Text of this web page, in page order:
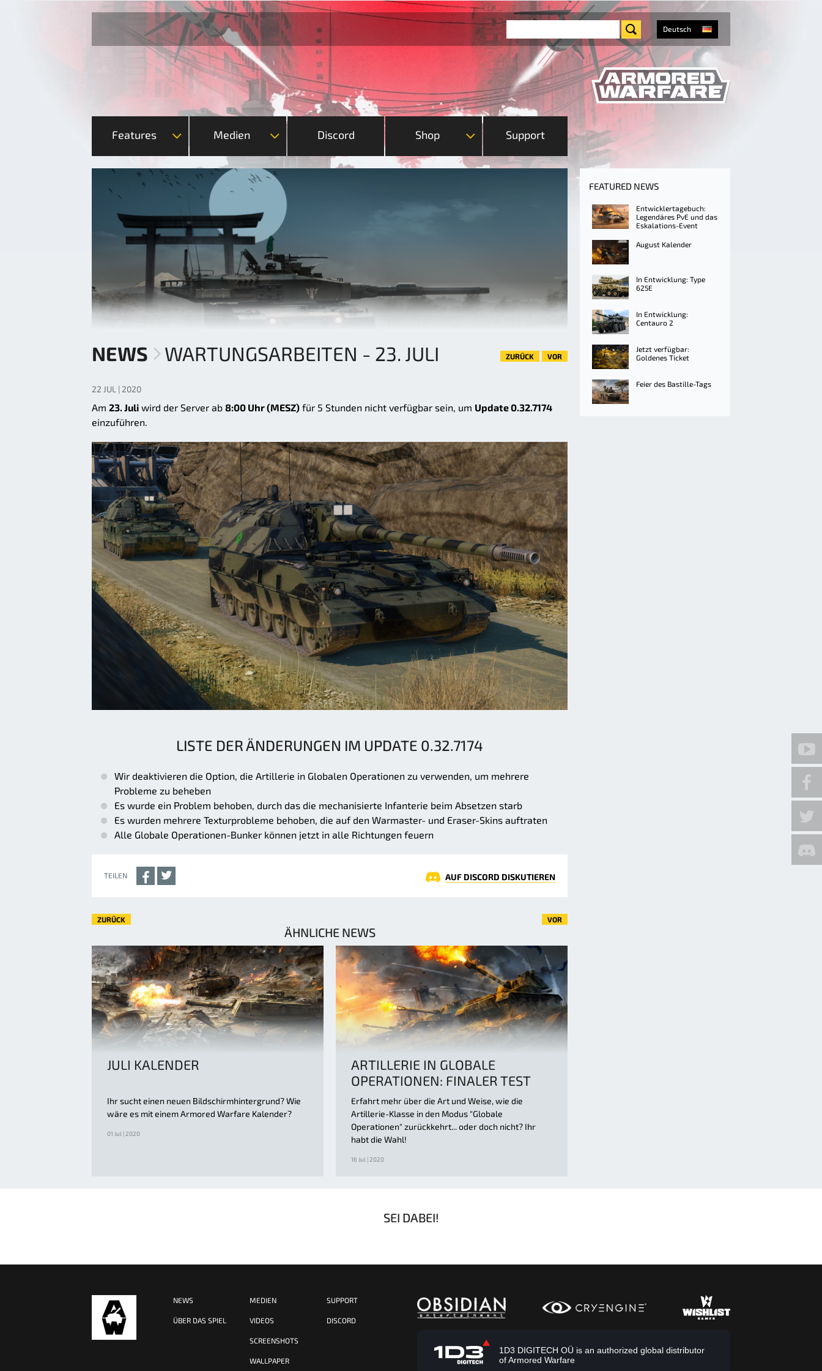
Deutsch
Features Medien Discord Shop Support
NEWS WARTUNGSARBEITEN - 23. JULI ZURÜCK VOR
22 JUL | 2020
Am 23. Juli wird der Server ab 8:00 Uhr (MESZ) für 5 Stunden nicht verfügbar sein, um Update 0.32.7174
einzuführen.
LISTE DER ÄNDERUNGEN IM UPDATE 0.32.7174
Wir deaktivieren die Option, die Artillerie in Globalen Operationen zu verwenden, um mehrere
Probleme zu beheben
Es wurde ein Problem behoben, durch das die mechanisierte Infanterie beim Absetzen starb
Es wurden mehrere Texturprobleme behoben, die auf den Warmaster- und Eraser-Skins auftraten
Alle Globale Operationen-Bunker können jetzt in alle Richtungen feuern
TEILEN AUF DISCORD DISKUTIEREN
ZURÜCK VOR
ÄHNLICHE NEWS
JULI KALENDER
Ihr sucht einen neuen Bildschirmhintergrund? Wie
wäre es mit einem Armored Warfare Kalender?
01 Jul | 2020
ARTILLERIE IN GLOBALE
OPERATIONEN: FINALER TEST
Erfahrt mehr über die Art und Weise, wie die
Artillerie-Klasse in den Modus "Globale
Operationen" zurückkehrt... oder doch nicht? Ihr
habt die Wahl!
16 Jul | 2020
FEATURED NEWS
Entwicklertagebuch:
Legendäres PvE und das
Eskalations-Event
August Kalender
In Entwicklung: Type
625E
In Entwicklung:
Centauro 2
Jetzt verfügbar:
Goldenes Ticket
Feier des Bastille-Tags
SEI DABEI!
NEWS
ÜBER DAS SPIEL
MEDIEN
VIDEOS
SCREENSHOTS
WALLPAPER
SUPPORT
DISCORD
1D3 DIGITECH OÜ is an authorized global distributor
of Armored Warfare